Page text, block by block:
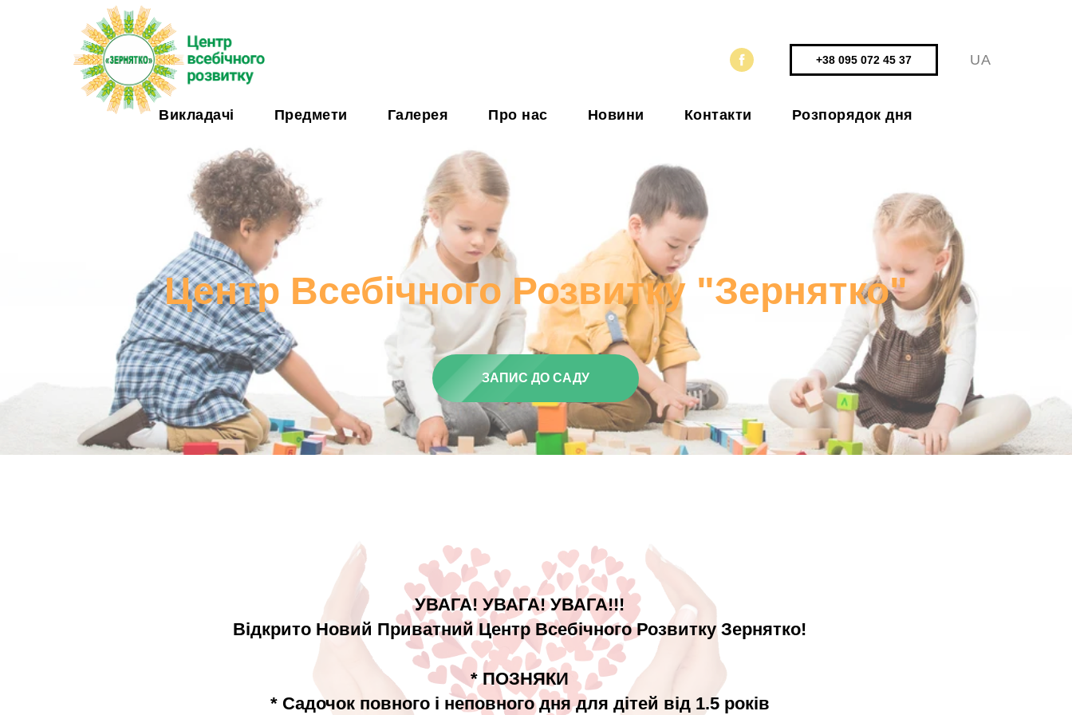
+38 095 072 45 37 UA
Викладачі Предмети Галерея Про нас Новини Контакти Розпорядок дня
Центр Всебічного Розвитку "Зернятко"
ЗАПИС ДО САДУ
УВАГА! УВАГА! УВАГА!!!
Відкрито Новий Приватний Центр Всебічного Розвитку Зернятко!
* ПОЗНЯКИ
* Садочок повного і неповного дня для дітей від 1.5 років